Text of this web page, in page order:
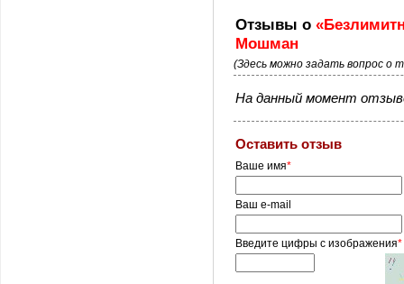
Отзывы о
Мошман
(Здесь можно задать вопрос о
На данный момент
Оставить отзыв
Ваше имя*
Ваш e-mail
Введите цифры с изображения*